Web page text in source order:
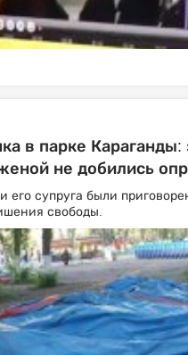
в парке Караганды:
не добились
его супруга были
свободы.